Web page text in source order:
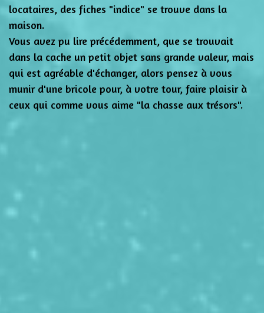
locataires, des fiches "indice" se trouve dans la
maison.
Vous avez pu lire précédemment, que se trouvait
dans la cache un petit objet sans grande valeur, mais
qui est agréable d'échanger, alors pensez à vous
munir d'une bricole pour, à votre tour, faire plaisir à
ceux qui comme vous aime "la chasse aux trésors".